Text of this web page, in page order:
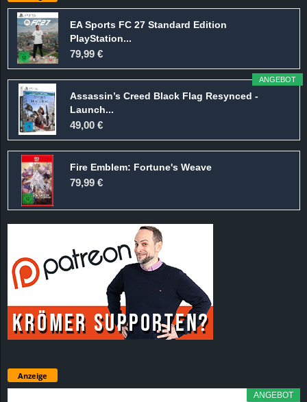
EA Sports FC 27 Standard Edition
PlayStation...
79,99 €
ANGEBOT
Assassin’s Creed Black Flag Resynced -
Launch...
49,00 €
Fire Emblem: Fortune's Weave
79,99 €
Anzeige
ANGEBOT